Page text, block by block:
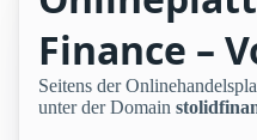
Finance –
Seitens der
unter der Domain